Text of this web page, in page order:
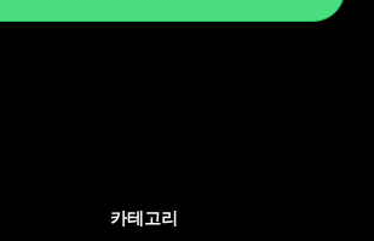
카테고리